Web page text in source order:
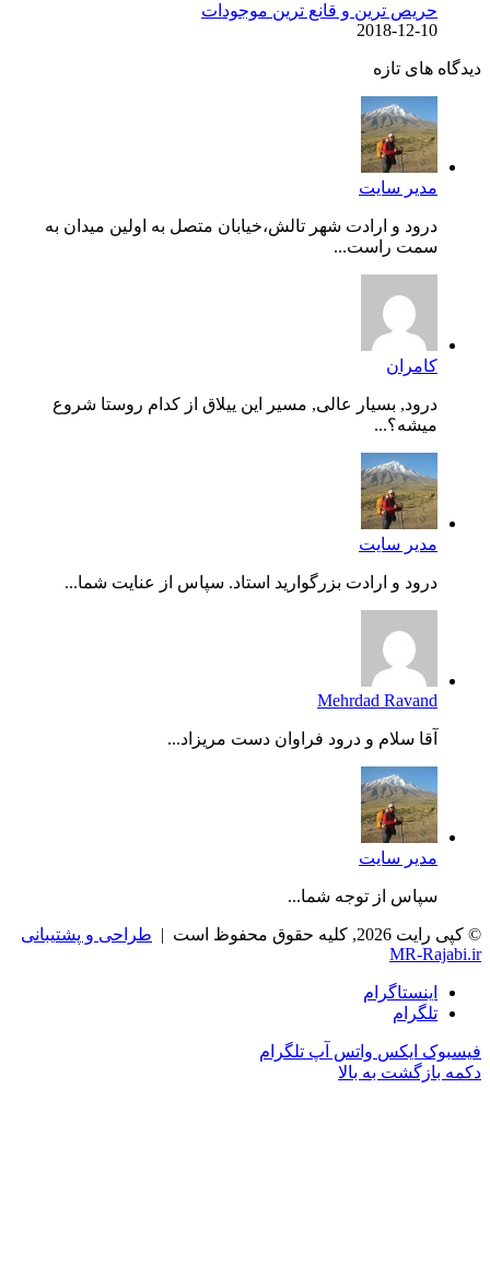
حریص ترین و قانع ترین موجودات
2018-12-10
دیدگاه های تازه
مدیر سایت
درود و ارادت شهر تالش،خیابان متصل به اولین میدان به
سمت راست...
کامران
درود, بسیار عالی, مسیر این ییلاق از کدام روستا شروع
میشه؟...
مدیر سایت
درود و ارادت بزرگوارید استاد. سپاس از عنایت شما...
Mehrdad Ravand
آقا سلام و درود فراوان دست مریزاد...
مدیر سایت
سپاس از توجه شما...
© کپی رایت 2026, کلیه حقوق محفوظ است |
طراحی و پشتیبانی
MR-Rajabi.ir
اینستاگرام
تلگرام
فیسبوک ایکس واتس آپ تلگرام
دکمه بازگشت به بالا